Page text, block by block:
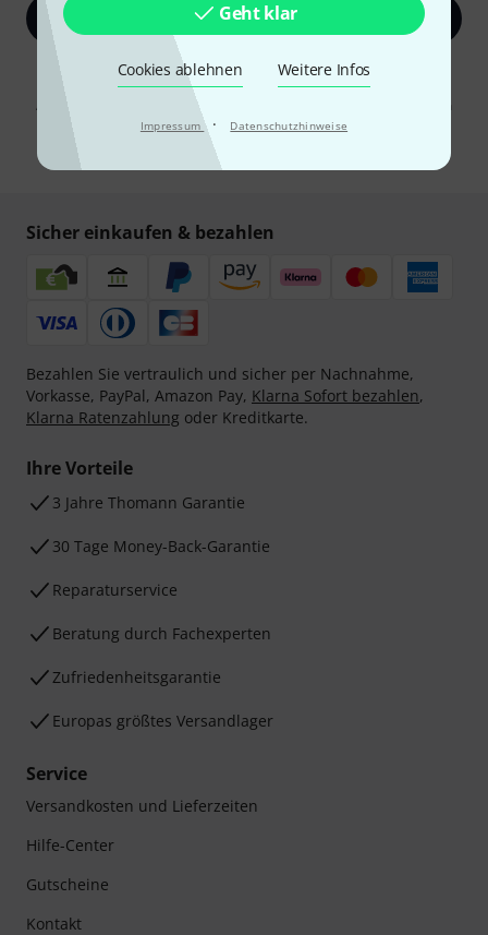
Geht klar
Cookies ablehnen Weitere Infos
Impressum · Datenschutzhinweise
Jetzt anmelden
Mit Klick auf „Jetzt anmelden“ stimmen Sie dem Erhalt von E-Mail-
Werbung und einer Messung des E-Mail-Nutzungsverhaltens zu. Die
Abmeldung ist jederzeit möglich. Weitere Informationen finden Sie in
unserenDatenschutzhinweisen.
* Pflichtfeld
Sicher einkaufen & bezahlen
Bezahlen Sie vertraulich und sicher per Nachnahme,
Vorkasse, PayPal, Amazon Pay, Klarna Sofort bezahlen,
Klarna Ratenzahlung oder Kreditkarte.
Ihre Vorteile
3 Jahre Thomann Garantie
30 Tage Money-Back-Garantie
Reparaturservice
Beratung durch Fachexperten
Zufriedenheitsgarantie
Europas größtes Versandlager
Service
Versandkosten und Lieferzeiten
Hilfe-Center
Gutscheine
Kontakt